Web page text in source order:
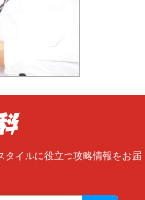
タイルに役立つ攻略情報をお届